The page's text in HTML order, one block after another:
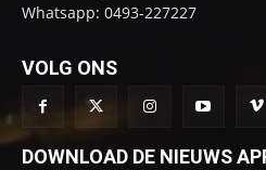
Whatsapp: 0493-227227
VOLG ONS
DOWNLOAD DE NIEUWS